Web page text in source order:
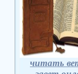
читать